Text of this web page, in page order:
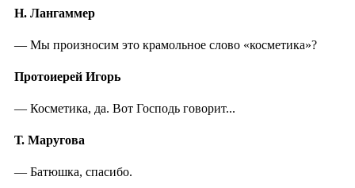
Н. Лангаммер
— Мы произносим это крамольное слово «косметика»?
Протоиерей Игорь
— Косметика, да. Вот Господь говорит...
Т. Маругова
— Батюшка, спасибо.